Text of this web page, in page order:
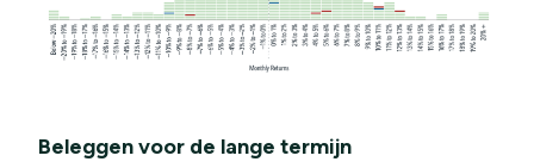
Beleggen voor de lange termijn